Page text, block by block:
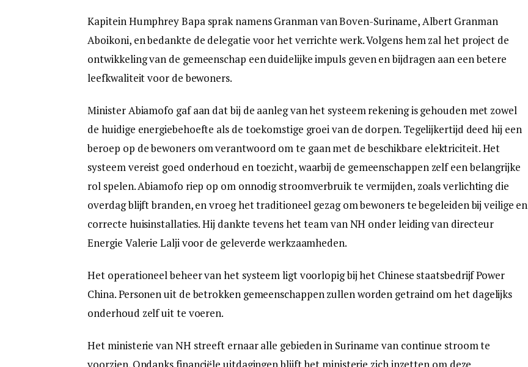
Kapitein Humphrey Bapa sprak namens Granman van Boven-Suriname, Albert Granman
Aboikoni, en bedankte de delegatie voor het verrichte werk. Volgens hem zal het project de
ontwikkeling van de gemeenschap een duidelijke impuls geven en bijdragen aan een betere
leefkwaliteit voor de bewoners.
Minister Abiamofo gaf aan dat bij de aanleg van het systeem rekening is gehouden met zowel
de huidige energiebehoefte als de toekomstige groei van de dorpen. Tegelijkertijd deed hij een
beroep op de bewoners om verantwoord om te gaan met de beschikbare elektriciteit. Het
systeem vereist goed onderhoud en toezicht, waarbij de gemeenschappen zelf een belangrijke
rol spelen. Abiamofo riep op om onnodig stroomverbruik te vermijden, zoals verlichting die
overdag blijft branden, en vroeg het traditioneel gezag om bewoners te begeleiden bij veilige en
correcte huisinstallaties. Hij dankte tevens het team van NH onder leiding van directeur
Energie Valerie Lalji voor de geleverde werkzaamheden.
Het operationeel beheer van het systeem ligt voorlopig bij het Chinese staatsbedrijf Power
China. Personen uit de betrokken gemeenschappen zullen worden getraind om het dagelijks
onderhoud zelf uit te voeren.
Het ministerie van NH streeft ernaar alle gebieden in Suriname van continue stroom te